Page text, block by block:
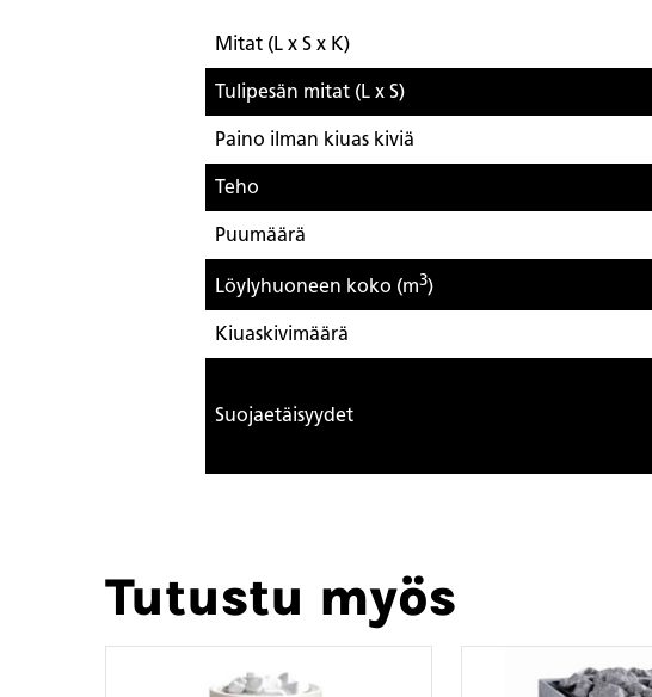
Mitat (L x S x K)
Tulipesän mitat (L x S)
Paino ilman kiuas kiviä
Teho
Puumäärä
Löylyhuoneen koko (m3)
Kiuaskivimäärä
Suojaetäisyydet
Tutustu myös